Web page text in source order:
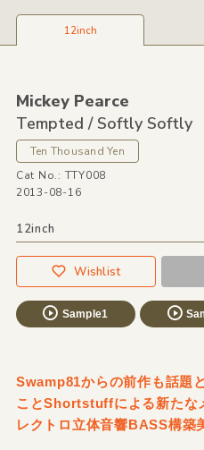
12inch
Mickey Pearce
Tempted /Softly Softly
Ten Thousand Yen
Cat No.: TTY008
2013-08-16
12inch
Wishlist
Sample1
Swamp81からの前作も話題
ことShortstuffによる新たな
レクトロ立体音響BASS構築